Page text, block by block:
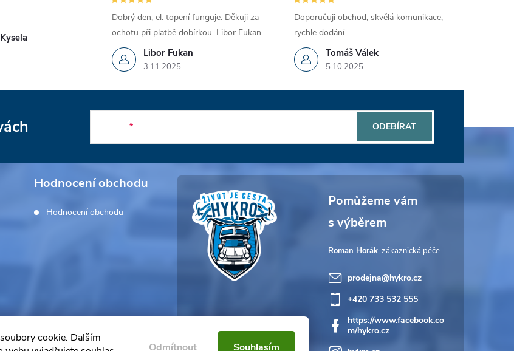
cookie. Dalším
Odmítnout Souhlasím
Libor Fukan
3.11.2025
Dobrý den, el. topení funguje. Děkuji za
ochotu při platbě dobírkou. Libor Fukan
Tomáš Válek
5.10.2025
Doporučuji obchod, skvělá komunikace,
rychle dodání.
ODEBÍRAT
Hodnocení obchodu
Hodnocení obchodu
Roman Horák
prodejna@hykro.cz
+420 733 532 555
https://www.facebook.co
m/hykro.cz